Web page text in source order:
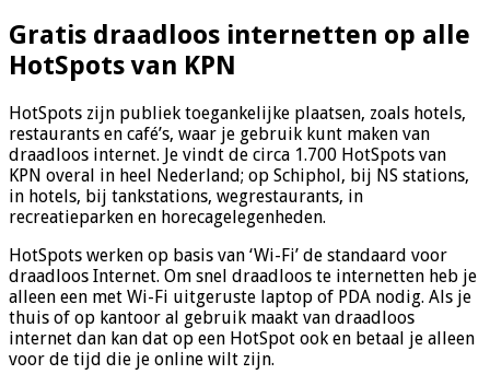
Gratis draadloos internetten op alle
HotSpots van KPN
HotSpots zijn publiek toegankelijke plaatsen, zoals hotels,
restaurants en café’s, waar je gebruik kunt maken van
draadloos internet. Je vindt de circa 1.700 HotSpots van
KPN overal in heel Nederland; op Schiphol, bij NS stations,
in hotels, bij tankstations, wegrestaurants, in
recreatieparken en horecagelegenheden.
HotSpots werken op basis van ‘Wi-Fi’ de standaard voor
draadloos Internet. Om snel draadloos te internetten heb je
alleen een met Wi-Fi uitgeruste laptop of PDA nodig. Als je
thuis of op kantoor al gebruik maakt van draadloos
internet dan kan dat op een HotSpot ook en betaal je alleen
voor de tijd die je online wilt zijn.